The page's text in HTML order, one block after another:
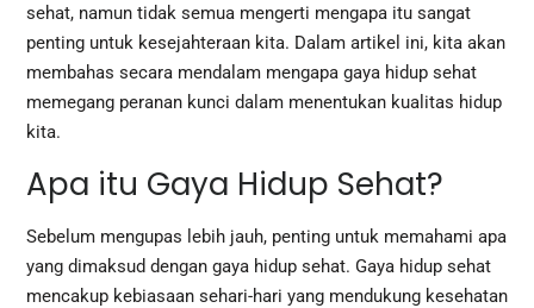
sehat, namun tidak semua mengerti mengapa itu sangat
penting untuk kesejahteraan kita. Dalam artikel ini, kita akan
membahas secara mendalam mengapa gaya hidup sehat
memegang peranan kunci dalam menentukan kualitas hidup
kita.
Apa itu Gaya Hidup Sehat?
Sebelum mengupas lebih jauh, penting untuk memahami apa
yang dimaksud dengan gaya hidup sehat. Gaya hidup sehat
mencakup kebiasaan sehari-hari yang mendukung kesehatan